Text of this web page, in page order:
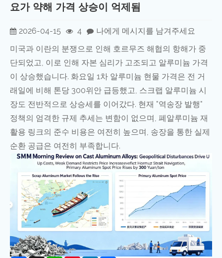
요가 약해 가격 상승이 억제됨
2026-04-15 4
나에게 메시지를 남겨주세요
미국과 이란의 분쟁으로 인해 호르무즈 해협의 항해가 중
단되었고, 이로 인해 자본 심리가 고조되고 알루미늄 가격
이 상승했습니다. 화요일 1차 알루미늄 현물 가격은 전 거
래일에 비해 톤당 300위안 급등했고, 스크랩 알루미늄 시
장도 전반적으로 상승세를 이어갔다. 현재 "역송장 발행"
정책의 엄격한 규제 추세는 변함이 없으며, 폐알루미늄 재
활용 링크의 준수 비용은 여전히 ​​높으며, 송장을 통한 실제
순환 공급은 여전히 ​​부족합니다.